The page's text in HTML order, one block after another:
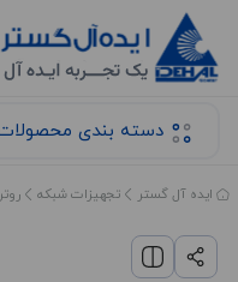
دسته بندی
ایده آل گستر تجهیزات شبکه روتر